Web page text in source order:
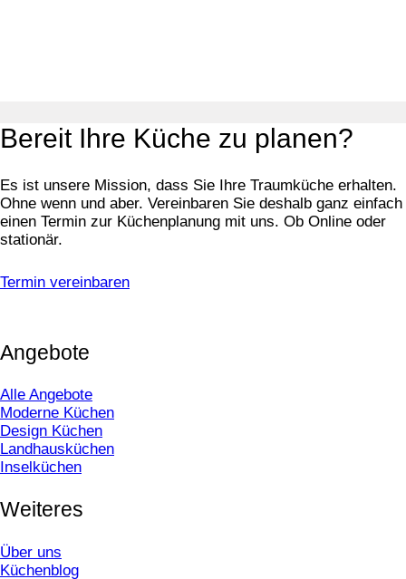
Bereit Ihre Küche zu planen?
Es ist unsere Mission, dass Sie Ihre Traumküche erhalten.
Ohne wenn und aber. Vereinbaren Sie deshalb ganz einfach
einen Termin zur Küchenplanung mit uns. Ob Online oder
stationär.
Termin vereinbaren
Angebote
Alle Angebote
Moderne Küchen
Design Küchen
Landhausküchen
Inselküchen
Weiteres
Über uns
Küchenblog